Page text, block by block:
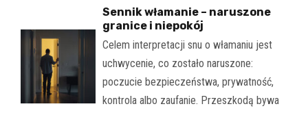
Sennik włamanie – naruszone
granice i niepokój
Celem interpretacji snu o włamaniu jest
uchwycenie, co zostało naruszone:
poczucie bezpieczeństwa, prywatność,
kontrola albo zaufanie. Przeszkodą bywa